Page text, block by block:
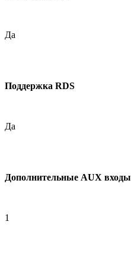
Да
Поддержка RDS
Да
Дополнительные AUX входы
1